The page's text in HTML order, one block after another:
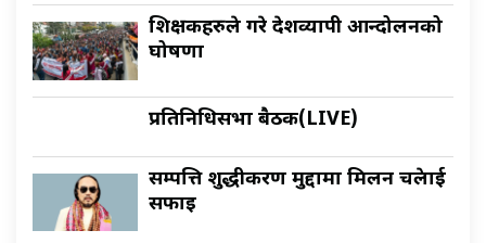
शिक्षकहरुले गरे देशव्यापी आन्दोलनको
घोषणा
प्रतिनिधिसभा बैठक(LIVE)
सम्पत्ति शुद्धीकरण मुद्दामा मिलन चक्रेलाई
सफाइ